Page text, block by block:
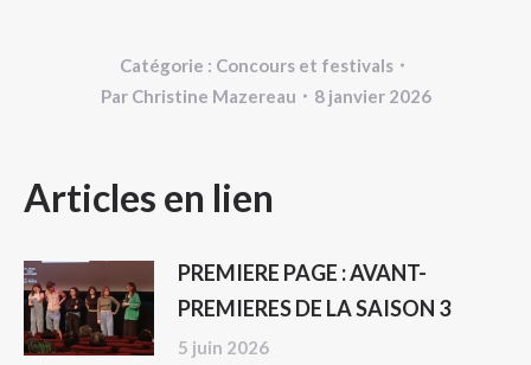
Catégorie : Concours et festivals
Par Christine Mazereau 8 janvier 2026
NAVIGATION
ARTICLE
Articles en lien
PREMIERE PAGE : AVANT-
PREMIERES DE LA SAISON 3
5 juin 2026